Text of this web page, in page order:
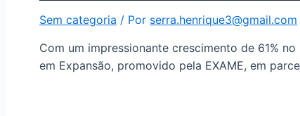
Sem categoria / Por serra.henrique3@gmail.com
Com um impressionante crescimento de 61%
em Expansão, promovido pela EXAME, em